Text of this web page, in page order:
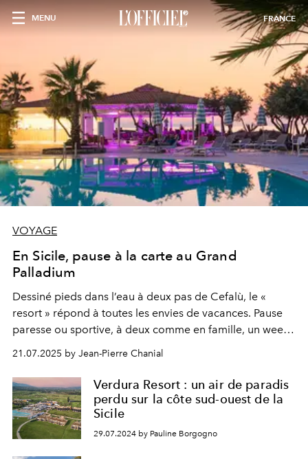
MENU FRANCE
VOYAGE
En Sicile, pause à la carte au Grand
Palladium
Dessiné pieds dans l’eau à deux pas de Cefalù, le «
resort » répond à toutes les envies de vacances. Pause
paresse ou sportive, à deux comme en famille, un week-
end autant que la semaine… Au Grand Palladium Sicilia
Resort & Spa, l’escapade se vit comme on a envie !
21.07.2025 by Jean-Pierre Chanial
Verdura Resort : un air de paradis
perdu sur la côte sud-ouest de la
Sicile
29.07.2024 by Pauline Borgogno